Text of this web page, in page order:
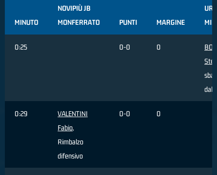
MINUTO
NOVIPIÙ JB
MONFERRATO
PUNTI MARGINE
0:25 0-0 0
0:29
VALENTINI
Fabio,
Rimbalzo
difensivo
0-0 0